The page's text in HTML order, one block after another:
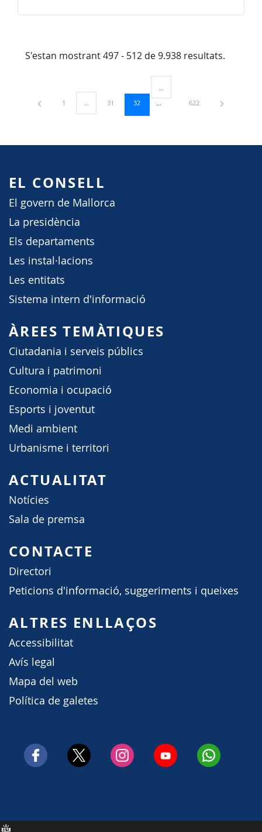
S'estan mostrant 497 - 512 de 9.938 resultats.
Pàgina
1 ...Pàgines intermèdies Utilitzeu TAB per navegar.
Pàgina
31 Pàgina
32
Pàgines intermèdies Utilitzeu
Pàgina
622
EL CONSELL
El govern de Mallorca
La presidència
Els departaments
Les instal·lacions
Les entitats
Sistema intern d'informació
ÀREES TEMÀTIQUES
Ciutadania i serveis públics
Cultura i patrimoni
Economia i ocupació
Esports i joventut
Medi ambient
Urbanisme i territori
ACTUALITAT
Notícies
Sala de premsa
CONTACTE
Directori
Peticions d'informació, suggeriments i queixes
ALTRES ENLLAÇOS
Accessibilitat
Avís legal
Mapa del web
Política de galetes